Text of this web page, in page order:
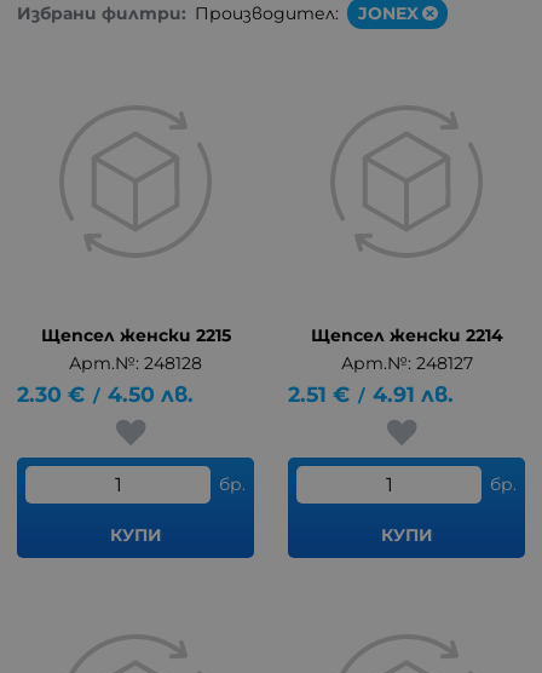
Избрани филтри: Производител: JONEX
Щепсел женски 2215
Арт.№: 248128
2.30 € / 4.50 лв.
бр.
КУПИ
Щепсел женски 2214
Арт.№: 248127
2.51 € / 4.91 лв.
бр.
КУПИ